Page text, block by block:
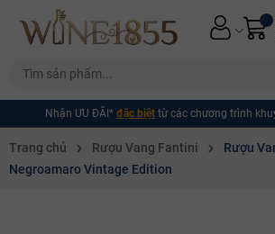
Nhận ƯU ĐÃI* đặc biệt từ các chương trình
Trang chủ Rượu Vang Fantini
Rượu
Negroamaro Vintage Edition